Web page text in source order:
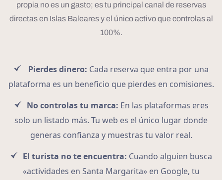
propia no es un gasto; es tu principal canal de reservas
directas en Islas Baleares y el único activo que controlas al
100%.
Pierdes dinero: Cada reserva que entra por una
plataforma es un beneficio que pierdes en comisiones.
No controlas tu marca: En las plataformas eres
solo un listado más. Tu web es el único lugar donde
generas confianza y muestras tu valor real.
El turista no te encuentra: Cuando alguien busca
«actividades en Santa Margarita» en Google, tu